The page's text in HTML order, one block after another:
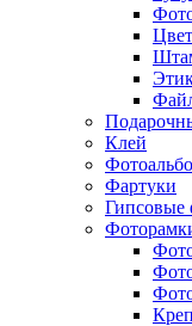
Клей
Фартуки
Гипсовые